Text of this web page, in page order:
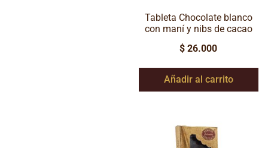
Tableta Chocolate blanco
con maní y nibs de cacao
$ 26.000
Añadir al carrito